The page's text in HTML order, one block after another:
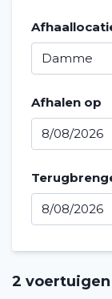
Afhalen op
2